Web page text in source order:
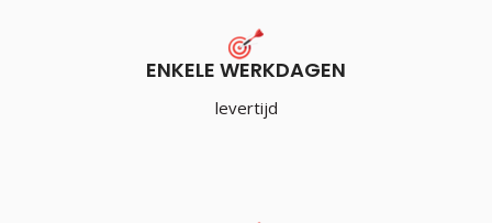
ENKELE WERKDAGEN
levertijd